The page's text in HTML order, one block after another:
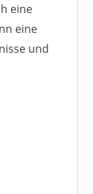
eine
eine
und